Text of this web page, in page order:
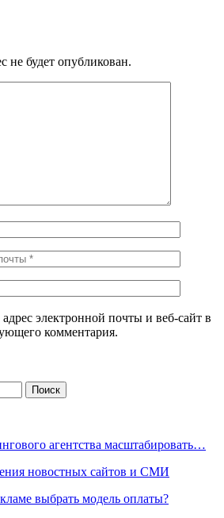
не будет опубликован.
электронной почты и веб-сайт в
комментария.
агентства масштабировать…
новостных сайтов и СМИ
выбрать модель оплаты?